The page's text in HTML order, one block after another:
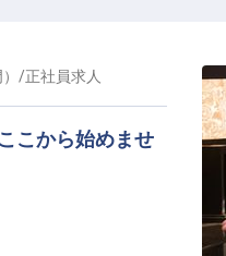
/正社員求人
こから始めませ